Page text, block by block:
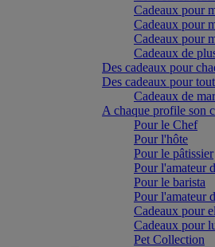
Cadeaux pour
Cadeaux pour
Cadeaux pour
Cadeaux de
Des cadeaux pour
Des cadeaux pour
Cadeaux de
A chaque profile son
Pour le Chef
Pour l'hôte
Pour le pâtissier
Pour l'amateur
Pour le barista
Pour l'amateur
Cadeaux pour
Cadeaux pour
Pet Collection